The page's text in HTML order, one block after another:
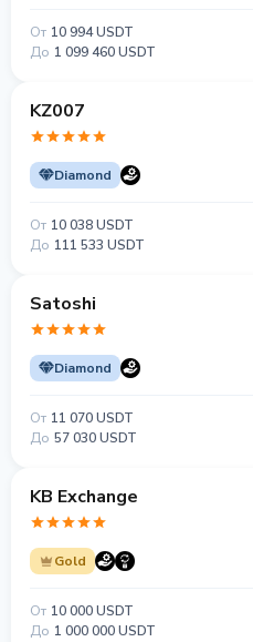
От 10 994 USDT
До 1 099 460 USDT
KZ007
Diamond
От 10 038 USDT
До 111 533 USDT
Satoshi
Diamond
От 11 070 USDT
До 57 030 USDT
KB Exchange
Gold
От 10 000 USDT
До 1 000 000 USDT